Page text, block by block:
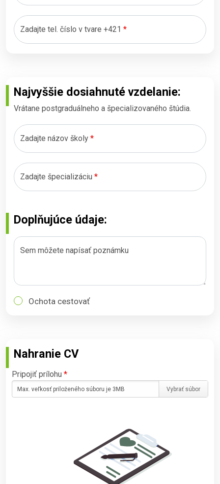
Zadajte tel. číslo v tvare +421 *
Najvyššie dosiahnuté vzdelanie:
Vrátane postgraduálneho a špecializovaného štúdia.
Zadajte názov školy *
Zadajte špecializáciu *
Doplňujúce údaje:
Sem môžete napísať poznámku
Ochota cestovať
Nahranie CV
Pripojiť prílohu *
Max. veľkosť priloženého súboru je 3MB Vybrať súbor